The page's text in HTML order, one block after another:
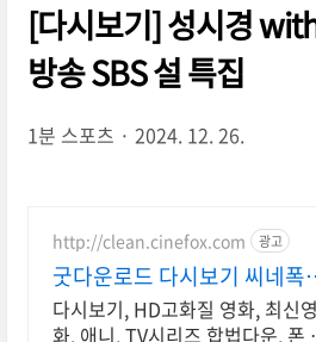
[다시보기] 성시경
방송 SBS 설 특집
1분 스포츠 2024. 12. 26.
http://clean.cinefox.com 광고
굿다운로드 다시보기 씨네폭
중드 일드 30%할인
다시보기, HD고화질 영화, 최신영
화, 애니, TV시리즈 합법다운, 폰